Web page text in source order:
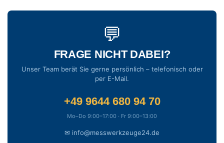
💬
FRAGE NICHT DABEI?
Unser Team berät Sie gerne persönlich – telefonisch oder
per E-Mail.
+49 9644 680 94 70
Mo–Do 9:00–17:00 · Fr 9:00–13:00
✉ info@messwerkzeuge24.de